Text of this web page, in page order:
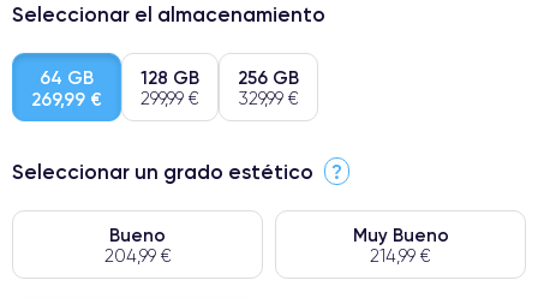
Seleccionar el almacenamiento
64 GB
269,99 €
128 GB
299,99 €
256 GB
329,99 €
Seleccionar un grado estético ?
Bueno
204,99 €
Muy Bueno
214,99 €